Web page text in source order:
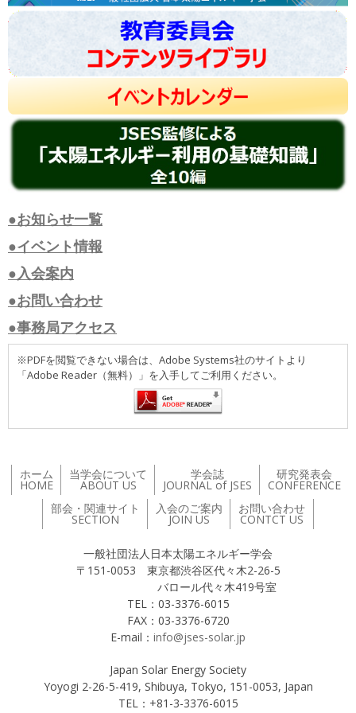
●お知らせ一覧
●イベント情報
●入会案内
●お問い合わせ
●事務局アクセス
※PDFを閲覧できない場合は、Adobe Systems社のサイトより
「Adobe Reader（無料）」を入手してご利用ください。
ホーム
HOME
当学会について
ABOUT US
学会誌
JOURNAL of JSES
研究発表会
CONFERENCE
部会・関連サイト
SECTION
入会のご案内
JOIN US
お問い合わせ
CONTCT US
一般社団法人日本太陽エネルギー学会
〒151-0053 東京都渋谷区代々木2-26-5
バロール代々木419号室
TEL：03-3376-6015
FAX：03-3376-6720
E-mail： info@jses-solar.jp
Japan Solar Energy Society
Yoyogi 2-26-5-419, Shibuya, Tokyo, 151-0053, Japan
TEL：+81-3-3376-6015